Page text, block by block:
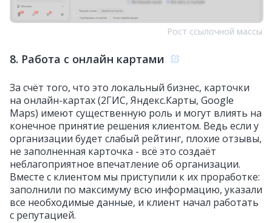
Рост ссылочной массы
8. Работа с онлайн картами
За счёт того, что это локальный бизнес, карточки
на онлайн-картах (2ГИС, Яндекс.Карты, Google
Maps) имеют существенную роль и могут влиять на
конечное принятие решения клиентом. Ведь если у
организации будет слабый рейтинг, плохие отзывы,
не заполненная карточка - всё это создаёт
неблагоприятное впечатление об организации.
Вместе с клиентом мы приступили к их проработке:
заполнили по максимуму всю информацию, указали
все необходимые данные, и клиент начал работать
с репутацией.